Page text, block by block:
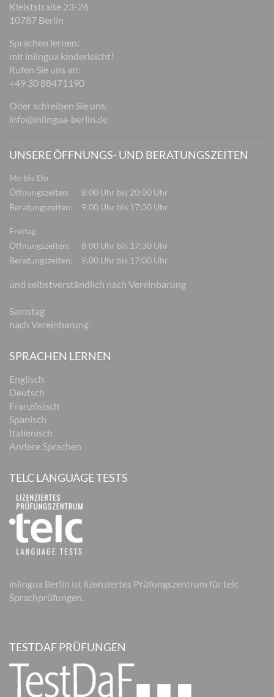
Kleiststraße 23-26
10787 Berlin
Sprachen lernen:
mit inlingua kinderleicht!
Rufen Sie uns an:
+49 30 88471190
Oder schreiben Sie uns:
info@inlingua-berlin.de
UNSERE ÖFFNUNGS- UND BERATUNGSZEITEN
Mo bis Do
Öffnungszeiten:
8:00 Uhr bis 20:00 Uhr
Beratungszeiten:
9:00 Uhr bis 17:30 Uhr
Freitag
Öffnungszeiten:
8:00 Uhr bis 17:30 Uhr
Beratungszeiten:
9:00 Uhr bis 17:00 Uhr
und selbstverständlich nach Vereinbarung
Samstag
nach Vereinbarung
SPRACHEN LERNEN
Englisch
Deutsch
Französisch
Spanisch
Italienisch
Andere Sprachen
TELC LANGUAGE TESTS
inlingua Berlin ist lizenziertes Prüfungszentrum für telc
Sprachprüfungen.
TESTDAF PRÜFUNGEN